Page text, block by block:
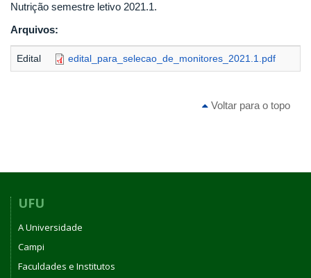
Nutrição semestre letivo 2021.1.
Arquivos:
Edital edital_para_selecao_de_monitores_2021.1.pdf
Voltar para o topo
UFU
A Universidade
Campi
Faculdades e Institutos